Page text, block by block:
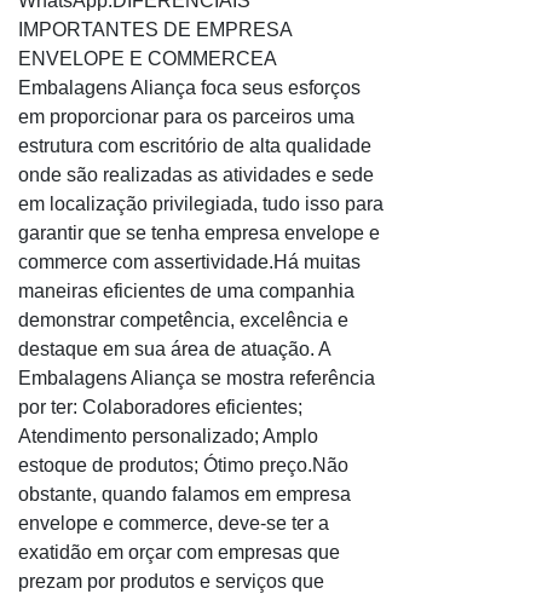
Filme stretch pre estirado smatfilme
Filme stretch preço
Filme stretch reciclado
Filme stretch rolo
Filme stretch VCI
Bobina para saco de lixo
Comprar saco de lixo direto da fábrica
Distribuidor de saco de lixo
Empresa de saco de lixo
Fabrica de saco de lixo
Preço saco de lixo preto reforçado 100 litros
Saco de lixo
Saco de lixo 100 litros com 100 unidades preço
Saco de lixo 100 litros com 100 unidades reforçado
Saco de lixo 100 litros reforçado
IMPORTANTES DE EMPRESA
ENVELOPE E COMMERCEA
Embalagens Aliança foca seus esforços
em proporcionar para os parceiros uma
estrutura com escritório de alta qualidade
onde são realizadas as atividades e sede
em localização privilegiada, tudo isso para
garantir que se tenha empresa envelope e
commerce com assertividade.Há muitas
maneiras eficientes de uma companhia
demonstrar competência, excelência e
destaque em sua área de atuação. A
Embalagens Aliança se mostra referência
por ter: Colaboradores eficientes;
Atendimento personalizado; Amplo
estoque de produtos; Ótimo preço.Não
obstante, quando falamos em empresa
envelope e commerce, deve-se ter a
exatidão em orçar com empresas que
prezam por produtos e serviços que